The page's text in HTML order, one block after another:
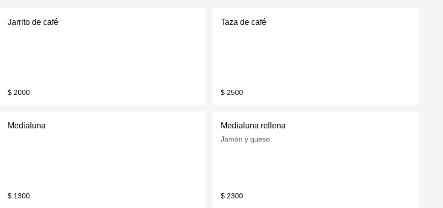
Jarrito de café
$ 2000
Taza de café
$ 2500
Medialuna
$ 1300
Medialuna rellena
Jamón y queso
$ 2300